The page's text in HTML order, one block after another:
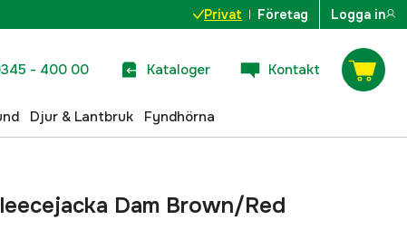
Privat Företag Logga in
- 400 00 Kataloger Kontakt
Djur & Lantbruk Fyndhörna
Dam Brown/Red